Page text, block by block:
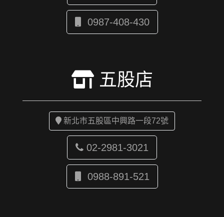
0987-408-430
五股店
新北市五股區中興路一段72號
02-2981-3021
0988-891-521